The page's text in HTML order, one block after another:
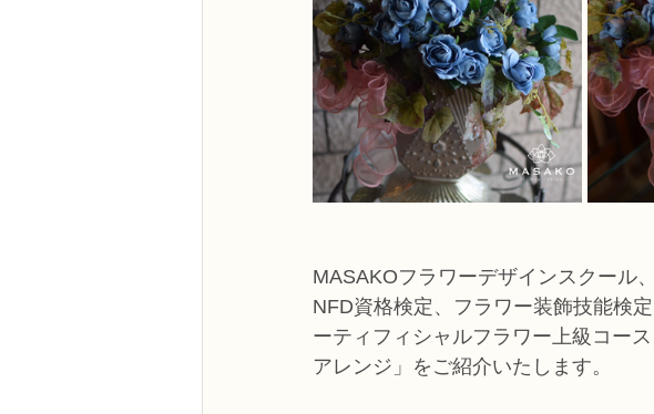
NFDディプロマアーティフィシャルコース NFDディプ
NFDディプロマインドアガーデニングコース NFDベー
MASAKOフラワーデザインスクール
NFD資格検定、フラワー装飾技能検
ーティフィシャルフラワー上級コー
アレンジ」をご紹介いたします。